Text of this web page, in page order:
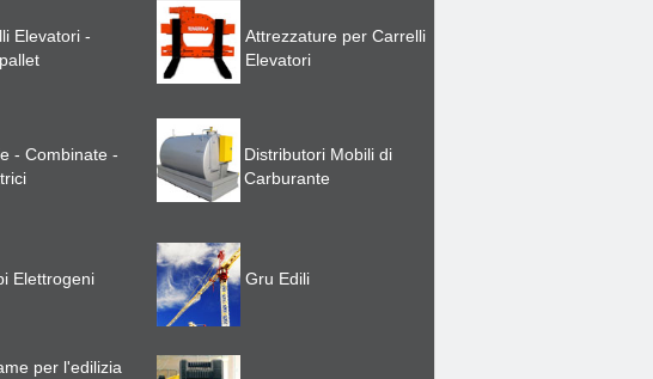
Elevatori -
Attrezzature per Carrelli
Elevatori
- Combinate -
Distributori Mobili di
Carburante
Elettrogeni Gru Edili
per l'edilizia